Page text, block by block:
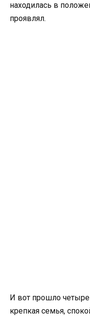
находилась в
проявлял.
И вот прошло
крепкая семья,